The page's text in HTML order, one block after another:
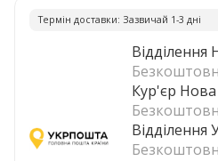
Термiн доставки: Зазвичай 1-3 днi
Кур'єр